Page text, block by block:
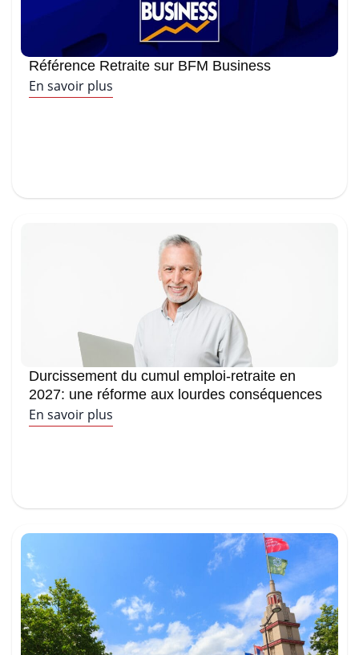
Référence Retraite sur BFM Business
En savoir plus
Durcissement du cumul emploi-retraite en
2027: une réforme aux lourdes conséquences
En savoir plus